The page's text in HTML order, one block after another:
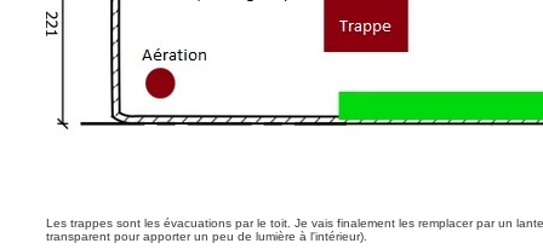
Les trappes sont les évacuations par le toit. Je vais finalement les remplacer par un
transparent pour apporter un peu de lumière à l'intérieur).